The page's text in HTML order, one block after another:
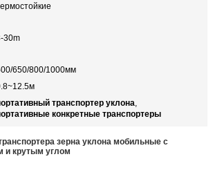
30m
650/800/1000мм
транспортер уклона,
конкретные транспортеры
зерна уклона мобильные с
и крутым углом